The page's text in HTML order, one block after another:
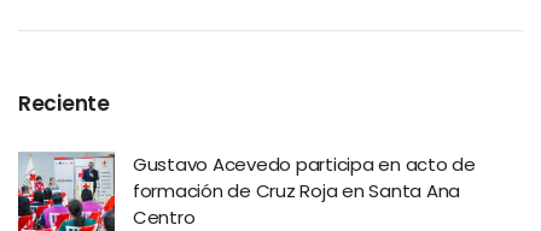
Reciente
Gustavo Acevedo participa en acto de
formación de Cruz Roja en Santa Ana
Centro